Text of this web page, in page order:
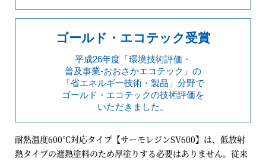
ゴールド・エコテック受賞
平成26年度「環境技術評価・
普及事業-おおさかエコテック」の
「省エネルギー技術・製品」分野で
ゴールド・エコテックの技術評価を
いただきました。
耐熱温度600℃対応タイプ【サーモレジンSV600】は、低放射
熱タイプの遮熱塗料のため厚塗りする必要はありません。従来